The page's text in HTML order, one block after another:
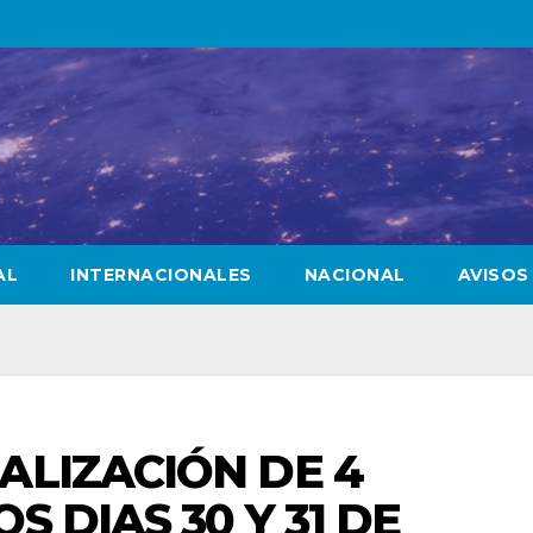
INTERNACIONALES NACIONAL
DE 4
DIAS 30 Y 31 DE